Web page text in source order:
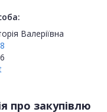
Валеріївна
про закупівлю